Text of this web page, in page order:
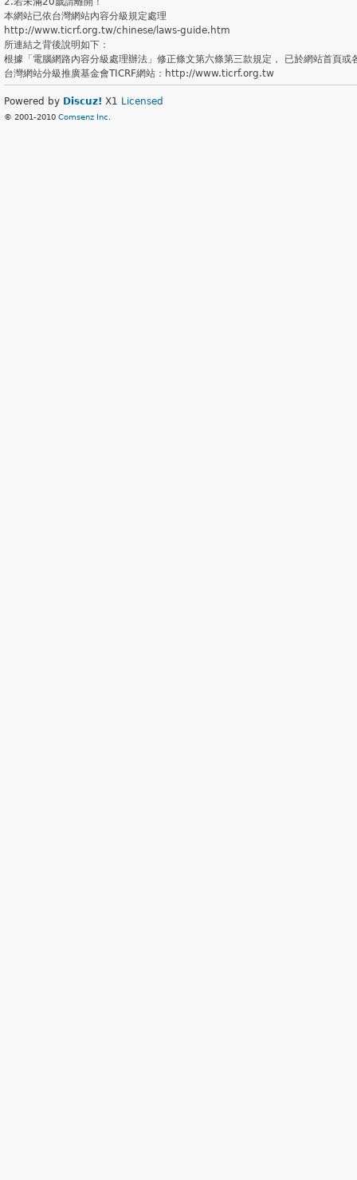
本網站已依台灣網站內容分級規定處理
http://www.ticrf.org.tw/chinese/laws-guide.htm
所連結之背後說明如下：
根據「電腦網路內容分級處理辦法」修正條文第六條第三款規定， 已於網站首頁
台灣網站分級推廣基金會TICRF網站：http://www.ticrf.org.tw
Powered by Discuz! X1 Licensed
© 2001-2010 Comsenz Inc.